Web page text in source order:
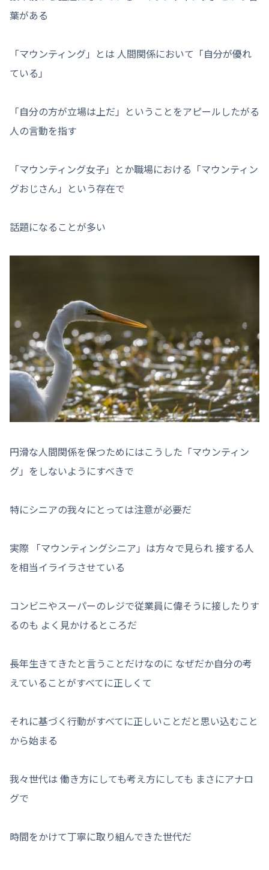
葉がある
「マウンティング」とは 人間関係において「自分が優れ
ている」
「自分の方が立場は上だ」ということをアピールしたがる
人の言動を指す
「マウンティング女子」とか職場における「マウンティン
グおじさん」という存在で
話題になることが多い
円滑な人間関係を保つためにはこうした「マウンティン
グ」をしないようにすべきで
特にシニアの我々にとっては注意が必要だ
実際 「マウンティングシニア」は方々で見られ 接する人
を相当イライラさせている
コンビニやスーパーのレジで従業員に偉そうに接したりす
るのも よく見かけるところだ
長年生きてきたと言うことだけなのに なぜだか自分の考
えていることがすべてに正しくて
それに基づく行動がすべてに正しいことだと思い込むこと
から始まる
我々世代は 働き方にしても考え方にしても まさにアナロ
グで
時間をかけて丁寧に取り組んできた世代だ